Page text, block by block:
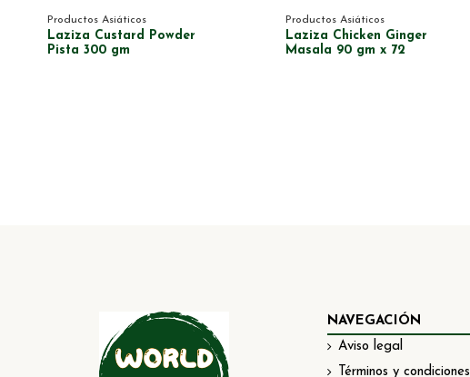
Productos Asiáticos
Laziza Custard Powder
Pista 300 gm
Productos Asiáticos
Laziza Chicken Ginger
Masala 90 gm x 72
NAVEGACIÓN
Aviso legal
Términos y condiciones